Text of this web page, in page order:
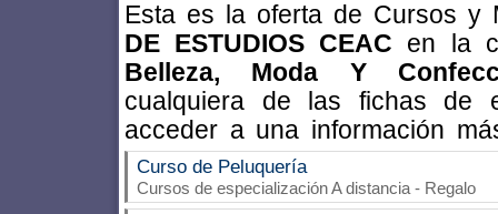
Esta es la oferta de Cursos y
DE ESTUDIOS CEAC en la
Belleza, Moda Y
cualquiera de las fichas de
acceder a una información
Curso de Peluquería
Cursos de especialización A distancia - Regalo